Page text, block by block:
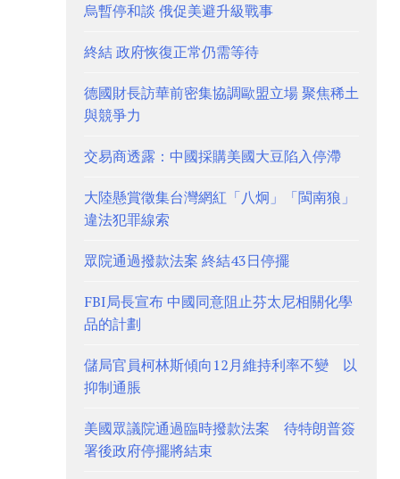
烏暫停和談 俄促美避升級戰事
終結 政府恢復正常仍需等待
德國財長訪華前密集協調歐盟立場 聚焦稀土
與競爭力
交易商透露：中國採購美國大豆陷入停滯
大陸懸賞徵集台灣網紅「八炯」「閩南狼」
違法犯罪線索
眾院通過撥款法案 終結43日停擺
FBI局長宣布 中國同意阻止芬太尼相關化學
品的計劃
儲局官員柯林斯傾向12月維持利率不變 以
抑制通脹
美國眾議院通過臨時撥款法案 待特朗普簽
署後政府停擺將結束